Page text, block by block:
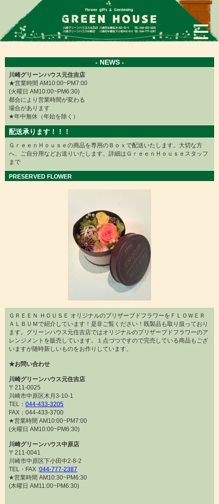
- NEWS -
川崎グリーンハウス元住吉店
★営業時間 AM10:00~PM7:00
(火曜日 AM10:00~PM6:30)
都合により営業時間が変わる
場合があります
★年中無休（年始を除く）
配送承ります！！！
ＧｒｅｅｎＨｏｕｓｅの商品を専用のＢｏｘで配送いたします。大切な方
へ、ご自分用などお送りいたします。詳細はＧｒｅｅｎＨｏｕｓｅスタッフ
まで
PRESERVED FLOWER
ＧＲＥＥＮ ＨＯＵＳＥ オリジナルのプリザーブドフラワーをＦＬＯＷＥＲ
ＡＬＢＵＭで紹介しています！是非ご覧ください！既製品も取り扱っており
ます。グリーンハウス元住吉店ではオリジナルのプリザーブドフラワーのア
レンジメントを販売しています。１点づつですので完売している商品もござ
いますが随時新しいものをお作りしています。
★お問い合わせ
川崎グリーンハウス元住吉店
〒211-0025
川崎市中原区木月3-10-1
TEL： 044-433-3205
FAX：044-433-3700
★営業時間 AM10:00~PM7:00
(火曜日 AM10:00~PM6:30)
川崎グリーンハウス中原店
〒211-0041
川崎市中原区下小田中2-8-2
TEL・FAX :044-777-2387
★営業時間 AM10:30~PM6:30
(木曜日 AM11:00~PM6:30)